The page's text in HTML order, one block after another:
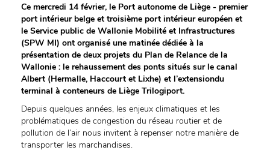
Ce mercredi 14 février, le Port autonome de Liège - premier
port intérieur belge et troisième port intérieur européen et
le Service public de Wallonie Mobilité et Infrastructures
(SPW MI) ont organisé une matinée dédiée à la
présentation de deux projets du Plan de Relance de la
Wallonie : le rehaussement des ponts situés sur le canal
Albert (Hermalle, Haccourt et Lixhe) et l’extensiondu
terminal à conteneurs de Liège Trilogiport.
Depuis quelques années, les enjeux climatiques et les
problématiques de congestion du réseau routier et de
pollution de l’air nous invitent à repenser notre manière de
transporter les marchandises.